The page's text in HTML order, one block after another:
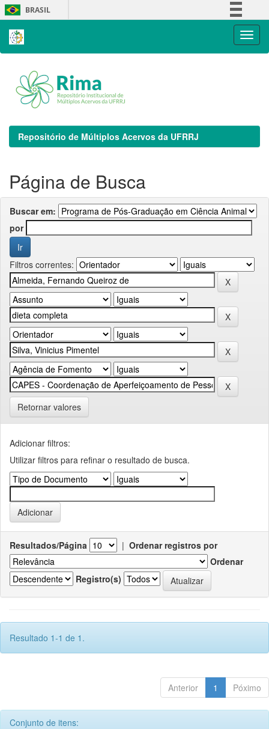
Skip
navigation
BRASIL
Repositório de Múltiplos Acervos da UFRRJ
Página de Busca
Buscar em:
por
Filtros correntes:
Retornar valores
Adicionar filtros:
Utilizar filtros para refinar o resultado de busca.
Resultados/Página | Ordenar registros por
Ordenar
Registro(s)
Resultado 1-1 de 1.
Anterior 1 Póximo
Conjunto de itens: